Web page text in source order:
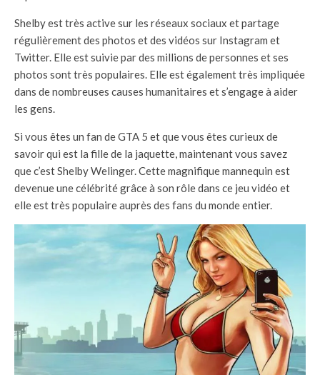
Shelby est très active sur les réseaux sociaux et partage
régulièrement des photos et des vidéos sur Instagram et
Twitter. Elle est suivie par des millions de personnes et ses
photos sont très populaires. Elle est également très impliquée
dans de nombreuses causes humanitaires et s’engage à aider
les gens.
Si vous êtes un fan de GTA 5 et que vous êtes curieux de
savoir qui est la fille de la jaquette, maintenant vous savez
que c’est Shelby Welinger. Cette magnifique mannequin est
devenue une célébrité grâce à son rôle dans ce jeu vidéo et
elle est très populaire auprès des fans du monde entier.